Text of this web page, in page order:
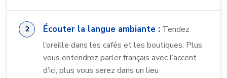
Écouter la langue ambiante : Tendez
l’oreille dans les cafés et les boutiques. Plus
vous entendrez parler français avec l’accent
d’ici, plus vous serez dans un lieu